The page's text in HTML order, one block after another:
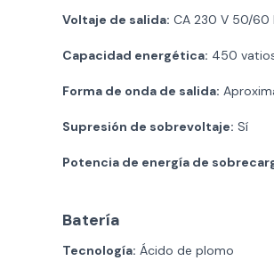
Voltaje de salida: CA 230 V 50/60
Capacidad energética: 450
Forma de onda de salida:
Supresión de sobrevoltaje: Sí
Potencia de energía de
Batería
Tecnología: Ácido de plomo